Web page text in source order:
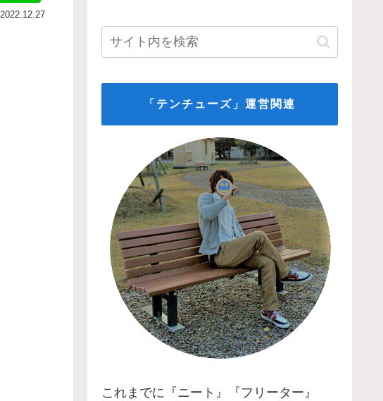
2022.12.27
「テンチューズ」運営関連
これまでに『ニート』『フリーター』